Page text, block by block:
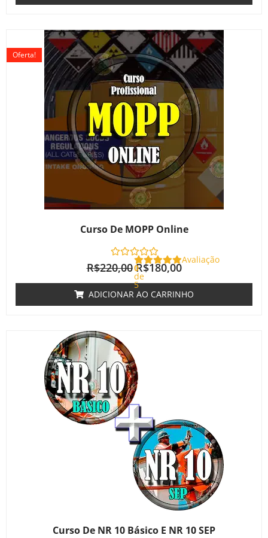
Curso De MOPP Online
Avaliação
0
de
5
Oferta!
R$220,00
O
preço
original
era:
R$220,00.
R$180,00
O
preço
atual
é:
R$180,00.
ADICIONAR AO CARRINHO
Curso De NR 10 Básico E NR 10 SEP